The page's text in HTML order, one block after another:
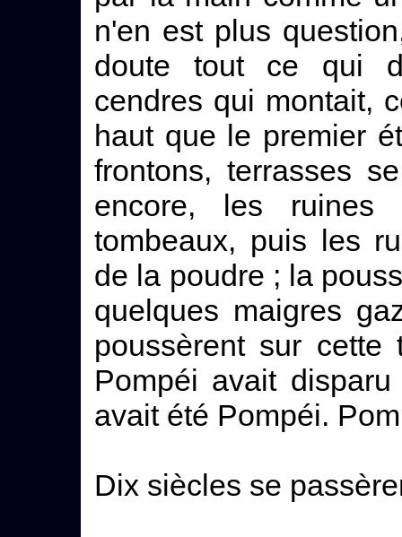
n'en est plus
doute tout ce qui
cendres qui montait,
haut que le premier
frontons, terrasses
encore, les ruines
tombeaux, puis les
de la poudre ; la
quelques maigres
poussèrent sur
Pompéi avait
avait été Pompéi.
Dix siècles se